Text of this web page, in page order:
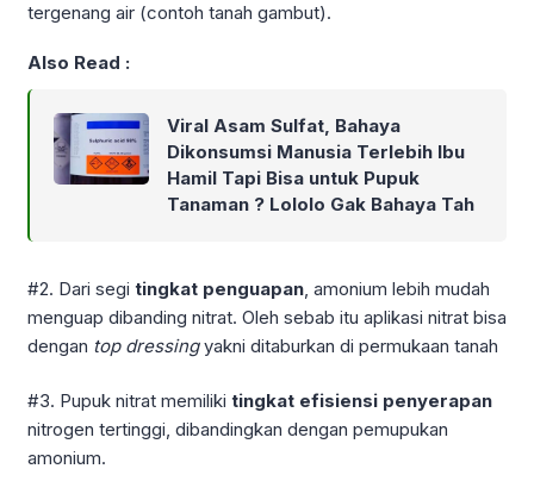
tergenang air (contoh tanah gambut).
Also Read :
Viral Asam Sulfat, Bahaya
Dikonsumsi Manusia Terlebih Ibu
Hamil Tapi Bisa untuk Pupuk
Tanaman ? Lololo Gak Bahaya Tah
#2. Dari segi tingkat penguapan, amonium lebih mudah
menguap dibanding nitrat. Oleh sebab itu aplikasi nitrat bisa
dengan top dressingyakni ditaburkan di permukaan tanah
#3. Pupuk nitrat memiliki tingkat efisiensi penyerapan
nitrogen tertinggi, dibandingkan dengan pemupukan
amonium.